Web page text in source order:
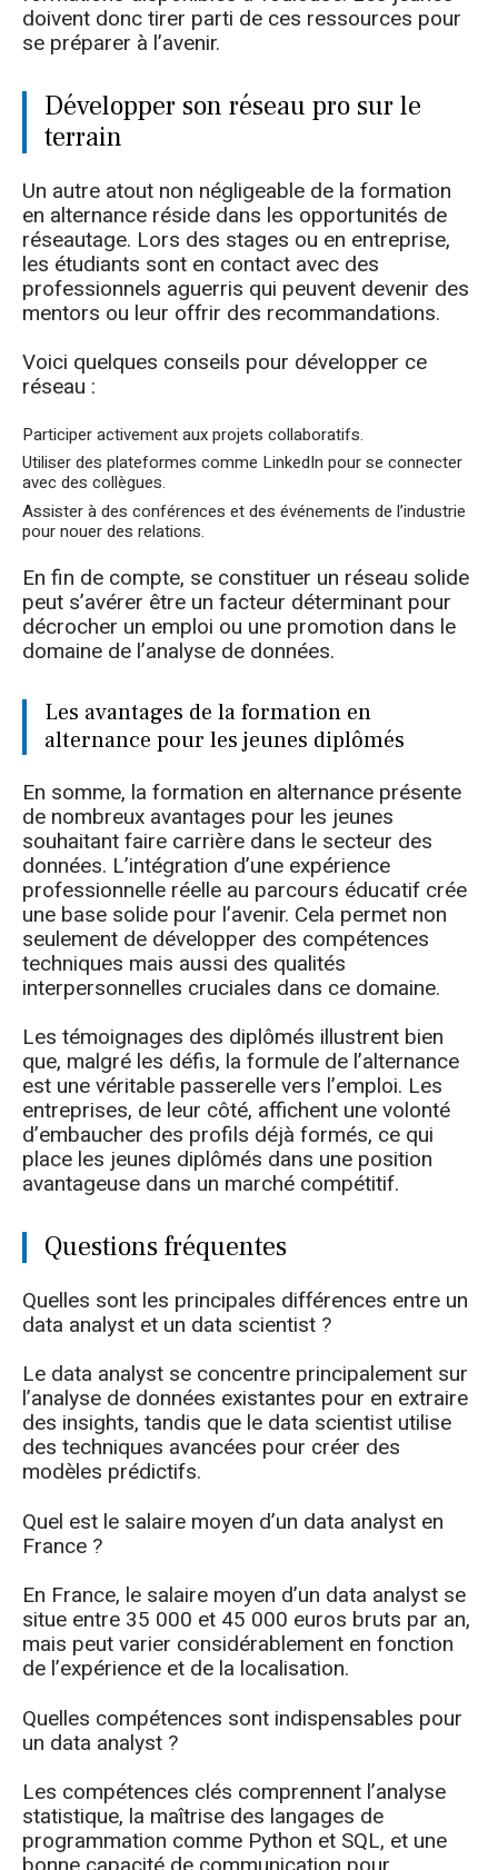
doivent donc tirer parti de ces ressources pour
se préparer à l’avenir.
Développer son réseau pro sur le
terrain
Un autre atout non négligeable de la formation
en alternance réside dans les opportunités de
réseautage. Lors des stages ou en entreprise,
les étudiants sont en contact avec des
professionnels aguerris qui peuvent devenir des
mentors ou leur offrir des recommandations.
Voici quelques conseils pour développer ce
réseau :
Participer activement aux projets collaboratifs.
Utiliser des plateformes comme LinkedIn pour se connecter
avec des collègues.
Assister à des conférences et des événements de l’industrie
pour nouer des relations.
En fin de compte, se constituer un réseau solide
peut s’avérer être un facteur déterminant pour
décrocher un emploi ou une promotion dans le
domaine de l’analyse de données.
Les avantages de la formation en
alternance pour les jeunes diplômés
En somme, la formation en alternance présente
de nombreux avantages pour les jeunes
souhaitant faire carrière dans le secteur des
données. L’intégration d’une expérience
professionnelle réelle au parcours éducatif crée
une base solide pour l’avenir. Cela permet non
seulement de développer des compétences
techniques mais aussi des qualités
interpersonnelles cruciales dans ce domaine.
Les témoignages des diplômés illustrent bien
que, malgré les défis, la formule de l’alternance
est une véritable passerelle vers l’emploi. Les
entreprises, de leur côté, affichent une volonté
d’embaucher des profils déjà formés, ce qui
place les jeunes diplômés dans une position
avantageuse dans un marché compétitif.
Questions fréquentes
Quelles sont les principales différences entre un
data analyst et un data scientist ?
Le data analyst se concentre principalement sur
l’analyse de données existantes pour en extraire
des insights, tandis que le data scientist utilise
des techniques avancées pour créer des
modèles prédictifs.
Quel est le salaire moyen d’un data analyst en
France ?
En France, le salaire moyen d’un data analyst se
situe entre 35 000 et 45 000 euros bruts par an,
mais peut varier considérablement en fonction
de l’expérience et de la localisation.
Quelles compétences sont indispensables pour
un data analyst ?
Les compétences clés comprennent l’analyse
statistique, la maîtrise des langages de
programmation comme Python et SQL, et une